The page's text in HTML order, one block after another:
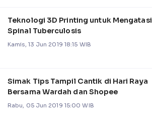
Teknologi 3D Printing untuk Mengatasi
Spinal Tuberculosis
Kamis, 13 Jun 2019 18:15 WIB
Simak Tips Tampil Cantik di Hari Raya
Bersama Wardah dan Shopee
Rabu, 05 Jun 2019 15:00 WIB